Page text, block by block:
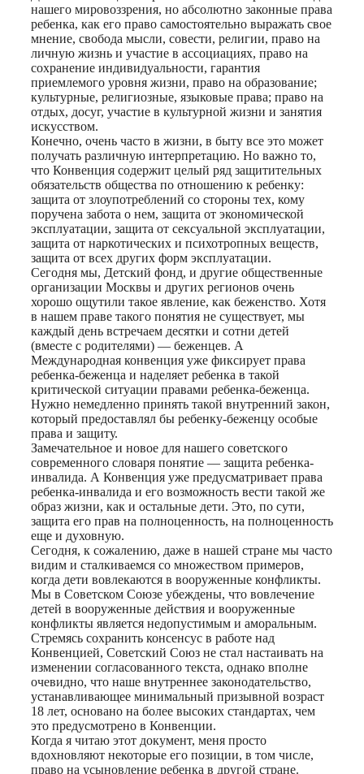
нашего мировоззрения, но абсолютно законные права
ребенка, как его право самостоятельно выражать свое
мнение, свобода мысли, совести, религии, право на
личную жизнь и участие в ассоциациях, право на
сохранение индивидуальности, гарантия
приемлемого уровня жизни, право на образование;
культурные, религиозные, языковые права; право на
отдых, досуг, участие в культурной жизни и занятия
искусством.
Конечно, очень часто в жизни, в быту все это может
получать различную интерпретацию. Но важно то,
что Конвенция содержит целый ряд защитительных
обязательств общества по отношению к ребенку:
защита от злоупотреблений со стороны тех, кому
поручена забота о нем, защита от экономической
эксплуатации, защита от сексуальной эксплуатации,
защита от наркотических и психотропных веществ,
защита от всех других форм эксплуатации.
Сегодня мы, Детский фонд, и другие общественные
организации Москвы и других регионов очень
хорошо ощутили такое явление, как беженство. Хотя
в нашем праве такого понятия не существует, мы
каждый день встречаем десятки и сотни детей
(вместе с родителями) — беженцев. А
Международная конвенция уже фиксирует права
ребенка-беженца и наделяет ребенка в такой
критической ситуации правами ребенка-беженца.
Нужно немедленно принять такой внутренний закон,
который предоставлял бы ребенку-беженцу особые
права и защиту.
Замечательное и новое для нашего советского
современного словаря понятие — защита ребенка-
инвалида. А Конвенция уже предусматривает права
ребенка-инвалида и его возможность вести такой же
образ жизни, как и остальные дети. Это, по сути,
защита его прав на полноценность, на полноценность
еще и духовную.
Сегодня, к сожалению, даже в нашей стране мы часто
видим и сталкиваемся со множеством примеров,
когда дети вовлекаются в вооруженные конфликты.
Мы в Советском Союзе убеждены, что вовлечение
детей в вооруженные действия и вооруженные
конфликты является недопустимым и аморальным.
Стремясь сохранить консенсус в работе над
Конвенцией, Советский Союз не стал настаивать на
изменении согласованного текста, однако вполне
очевидно, что наше внутреннее законодательство,
устанавливающее минимальный призывной возраст
18 лет, основано на более высоких стандартах, чем
это предусмотрено в Конвенции.
Когда я читаю этот документ, меня просто
вдохновляют некоторые его позиции, в том числе,
право на усыновление ребенка в другой стране.